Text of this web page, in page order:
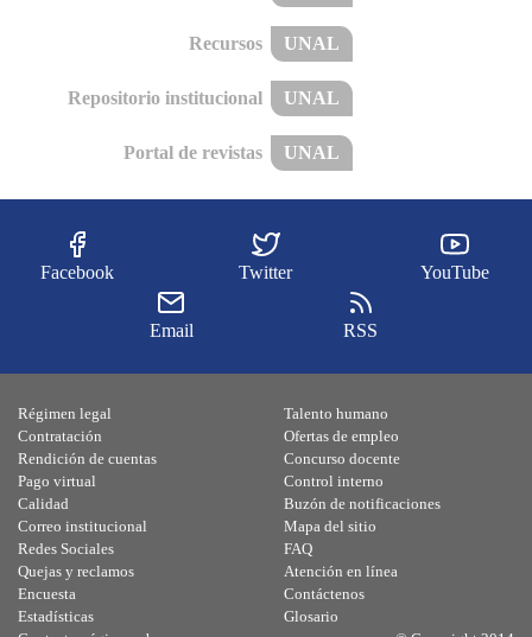
Recursos UNAL
Repositorio institucional UNAL
Portal de revistas UNAL
Facebook Twitter YouTube
Email RSS
Régimen legal
Contratación
Rendición de cuentas
Pago virtual
Calidad
Talento humano
Ofertas de empleo
Concurso docente
Control interno
Buzón de notificaciones
Correo institucional
Redes Sociales
Quejas y reclamos
Encuesta
Estadísticas
Mapa del sitio
FAQ
Atención en línea
Contáctenos
Glosario